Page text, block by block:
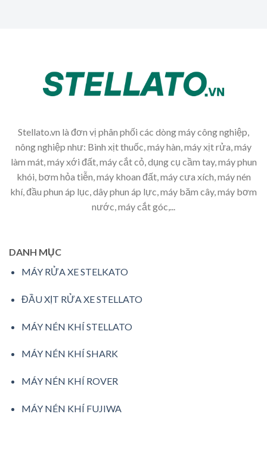
Stellato.vn là đơn vị phân phối các dòng máy công nghiệp,
nông nghiệp như: Bình xịt thuốc, máy hàn, máy xịt rửa, máy
làm mát, máy xới đất, máy cắt cỏ, dụng cụ cầm tay, máy phun
khói, bơm hỏa tiễn, máy khoan đất, máy cưa xích, máy nén
khí, đầu phun áp lục, dây phun áp lực, máy băm cây, máy bơm
nước, máy cắt góc,...
DANH MỤC
MÁY RỬA XE STELKATO
ĐẦU XỊT RỬA XE STELLATO
MÁY NÉN KHÍ STELLATO
MÁY NÉN KHÍ SHARK
MÁY NÉN KHÍ ROVER
MÁY NÉN KHÍ FUJIWA